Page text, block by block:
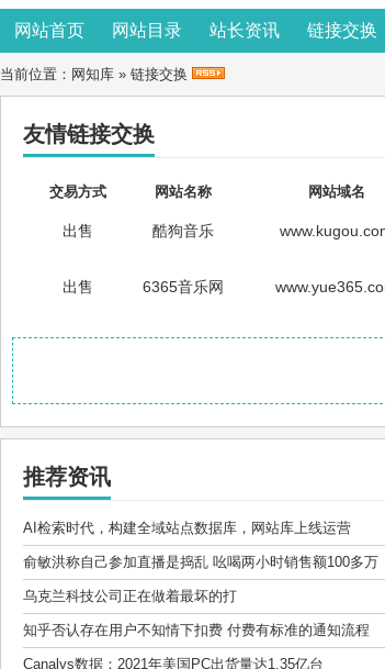
网站首页 网站目录 站长资讯 链接交换
当前位置： 网知库 » 链接交换
友情链接交换
交易方式 网站名称 网站域名
出售 酷狗音乐
出售 6365音乐网
推荐资讯
AI检索时代，构建全域站点数据库，网站库上线运营
俞敏洪称自己参加直播是捣乱 吆喝两小时销售额100多万
乌克兰科技公司正在做着最坏的打
知乎否认存在用户不知情下扣费 付费有标准的通知流程
Canalys数据：2021年美国PC出货量达1.35亿台